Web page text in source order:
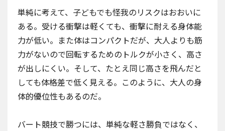
単純に考えて、子どもでも怪我のリスクはおおいに
ある。受ける衝撃は軽くても、衝撃に耐える身体能
力が低い。また体はコンパクトだが、大人よりも筋
力がないので回転するためのトルクが小さく、高さ
が出しにくい。そして、たとえ同じ高さを飛んだと
しても体格差で低く見える。このように、大人の身
体的優位性もあるのだ。
バート競技で勝つには、単純な軽さ勝負ではなく、